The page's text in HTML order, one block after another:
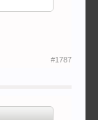
#1787